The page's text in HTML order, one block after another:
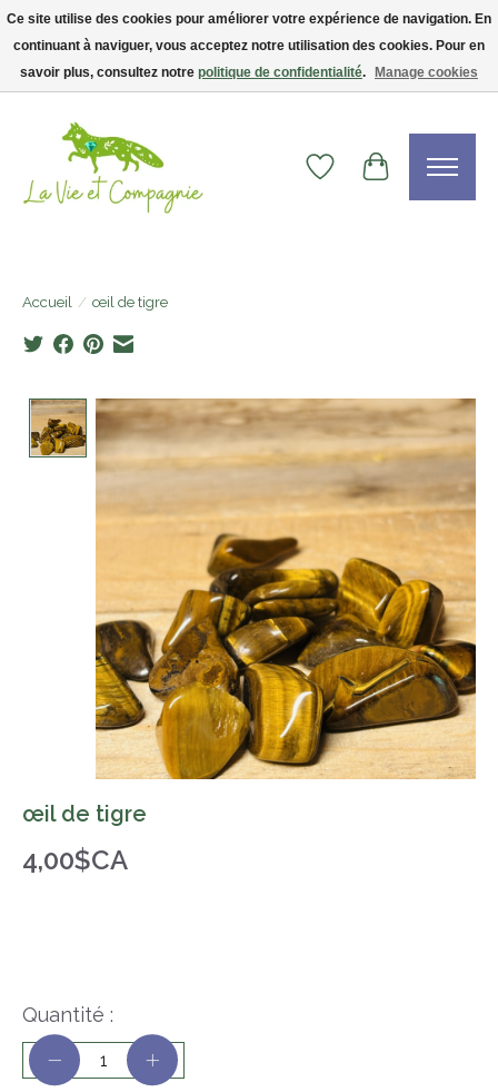
Livraison gratuite dès 75$ — code LVCFREE• Clients USA : visitez la boutique
Liste de souhaits
Panier
Accueil / œil de tigre
Product image slideshow Items
œil de tigre
4,00$CA
Quantité :
Ce site utilise des cookies pour améliorer votre expérience de navigation. En
continuant à naviguer, vous acceptez notre utilisation des cookies. Pour en
savoir plus, consultez notre politique de confidentialité. Manage cookies